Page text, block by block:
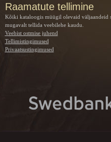
Raamatute tellimine
Kõiki kataloogis müügil olevaid väljaandeid
mugavalt tellida veebilehe kaudu.
Veebist ostmise juhend
Tellimistingimused
Privaatsustingimused